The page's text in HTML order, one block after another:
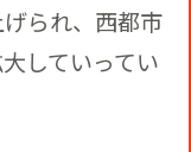
られ、⻄都市
していってい